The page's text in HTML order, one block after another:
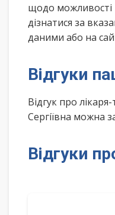
щодо можливості
дізнатися за
даними або на
Відгуки
Відгук про
Сергіївна можна
Відгуки